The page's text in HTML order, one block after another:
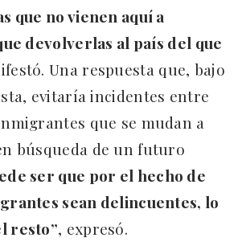
que no vienen aquí a
devolverlas al país del que
Una respuesta que, bajo
evitaría incidentes entre
que se mudan a
búsqueda de un futuro
ser que por el hecho de
sean delincuentes, lo
resto”, expresó.